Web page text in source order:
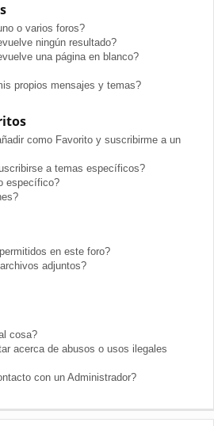
o varios foros?
ningún resultado?
una página en blanco?
propios mensajes y temas?
como Favorito y suscribirme a un
a temas específicos?
específico?
en este foro?
adjuntos?
cosa?
acerca de abusos o usos ilegales
con un Administrador?